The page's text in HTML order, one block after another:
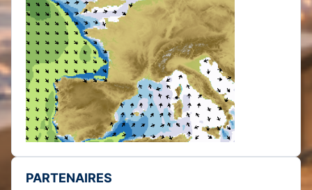
PARTENAIRES